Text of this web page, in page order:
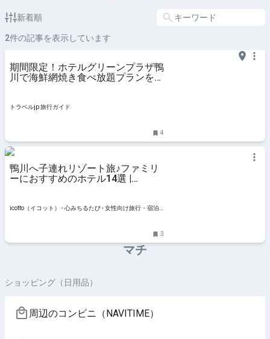
新着順
2件の記事を表示しています
期間限定！ホテルグリーンプラザ鴨
川で海鮮網焼き食べ放題プランを販
トラベルjp 旅行ガイド
4
鴨川へ子連れリゾート旅♪ファミリ
ーにおすすめのホテル14選 |
icotto（イコット） - 心みちるたび - 女性向け旅行・宿泊
3
マチ
ショッピング（日用品）
周辺のコンビニ（NAVITIME）